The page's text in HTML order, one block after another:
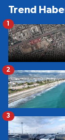
Trend
1
2
3